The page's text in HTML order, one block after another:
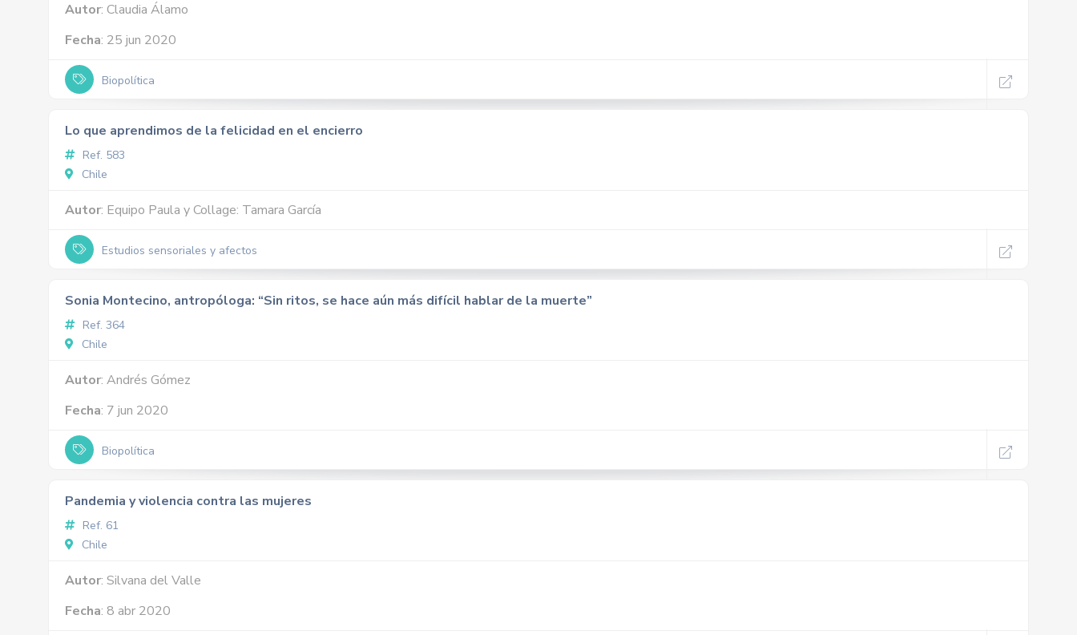
Autor: Claudia Álamo
Fecha: 25 jun 2020
Biopolítica
Lo que aprendimos de la felicidad en el encierro
Ref. 583
Chile
Autor: Equipo Paula y Collage: Tamara García
Estudios sensoriales y afectos
Sonia Montecino, antropóloga: “Sin ritos, se hace aún más difícil hablar de la muerte”
Ref. 364
Chile
Autor: Andrés Gómez
Fecha: 7 jun 2020
Biopolítica
Pandemia y violencia contra las mujeres
Ref. 61
Chile
Autor: Silvana del Valle
Fecha: 8 abr 2020